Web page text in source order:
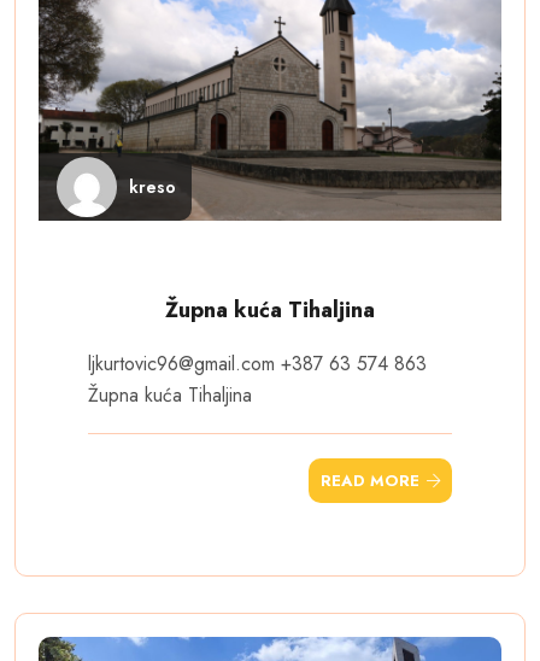
kreso
Župna kuća Tihaljina
ljkurtovic96@gmail.com +387 63 574 863
Župna kuća Tihaljina
READ MORE